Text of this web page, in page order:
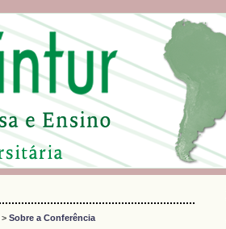
>Sobre a Conferência